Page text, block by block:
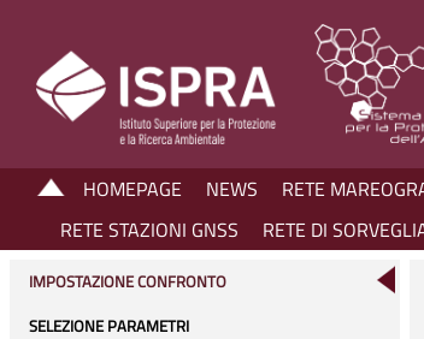
HOMEPAGE NEWS RETE
RETE STAZIONI GNSS
RETE DI
IMPOSTAZIONE CONFRONTO
SELEZIONE PARAMETRI